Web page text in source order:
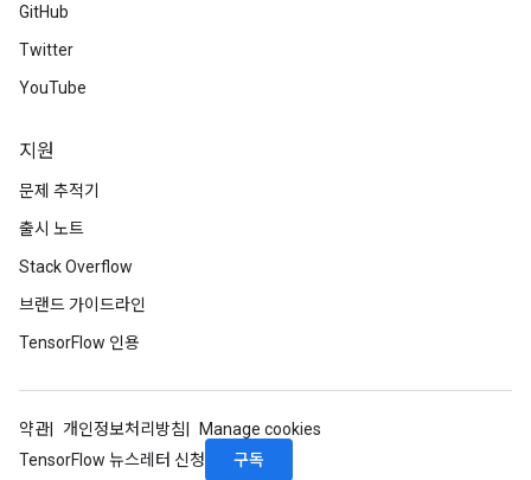
GitHub
Twitter
YouTube
지원
문제 추적기
출시 노트
Stack Overflow
브랜드 가이드라인
TensorFlow 인용
약관 개인정보처리방침
Manage cookies
TensorFlow 뉴스레터 신청
구독